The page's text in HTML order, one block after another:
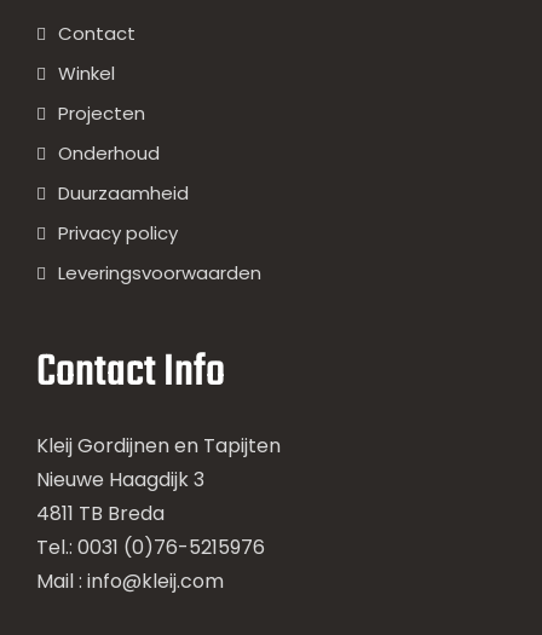
Contact
Winkel
Projecten
Onderhoud
Duurzaamheid
Privacy policy
Leveringsvoorwaarden
Contact Info
Kleij Gordijnen en Tapijten
Nieuwe Haagdijk 3
4811 TB Breda
Tel.: 0031 (0)76-5215976
Mail : info@kleij.com